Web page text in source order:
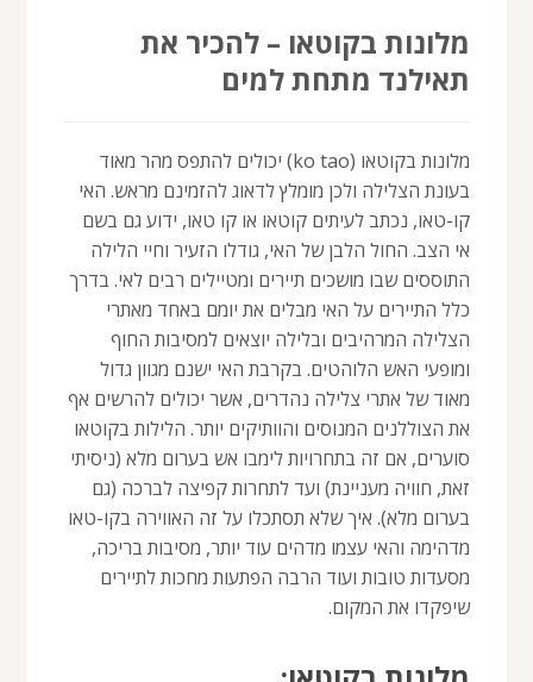
מלונות בקוטאו – להכיר את
תאילנד מתחת למים
מלונות בקוטאו (ko tao) יכולים להתפס מהר מאוד
בעונת הצלילה ולכן מומלץ לדאוג להזמינם מראש. האי
קו-טאו, נכתב לעיתים קוטאו או קו טאו, ידוע גם בשם
אי הצב. החול הלבן של האי, גודלו הזעיר וחיי הלילה
התוססים שבו מושכים תיירים ומטיילים רבים לאי. בדרך
כלל התיירים על האי מבלים את יומם באחד מאתרי
הצלילה המרהיבים ובלילה יוצאים למסיבות החוף
ומופעי האש הלוהטים. בקרבת האי ישנם מגוון גדול
מאוד של אתרי צלילה נהדרים, אשר יכולים להרשים אף
את הצוללנים המנוסים והוותיקים יותר. הלילות בקוטאו
סוערים, אם זה בתחרויות לימבו אש בערום מלא (ניסיתי
זאת, חוויה מעניינת) ועד לתחרות קפיצה לברכה (גם
בערום מלא). איך שלא תסתכלו על זה האווירה בקו-טאו
מדהימה והאי עצמו מדהים עוד יותר, מסיבות בריכה,
מסעדות טובות ועוד הרבה הפתעות מחכות לתיירים
שיפקדו את המקום.